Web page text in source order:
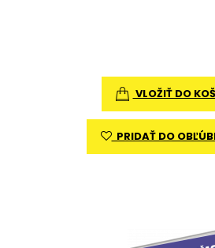
VLOŽIŤ DO
PRIDAŤ DO